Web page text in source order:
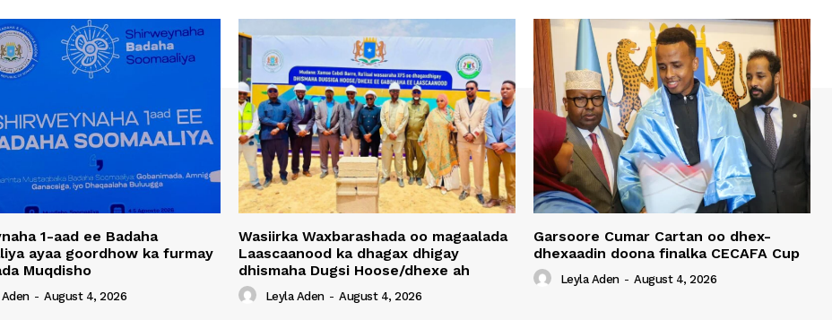
1-aad ee Badaha
ayaa goordhow ka furmay
Muqdisho
- August 4, 2026
Wasiirka Waxbarashada oo magaalada
Laascaanood ka dhagax dhigay
dhismaha Dugsi Hoose/dhexe ah
Leyla Aden - August 4, 2026
Garsoore Cumar Cartan oo dhex-
dhexaadin doona finalka CECAFA Cup
Leyla Aden - August 4, 2026